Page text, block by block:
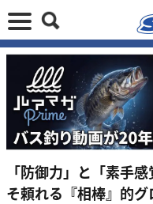
「防御力」と「素手
そ頼れる『相棒』的